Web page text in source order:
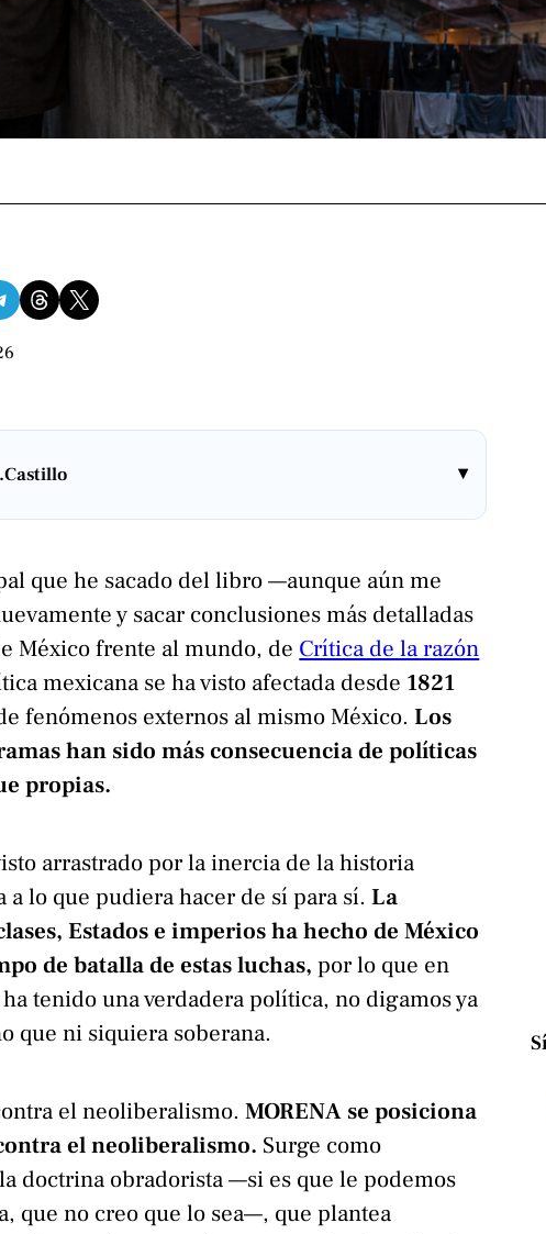
Share on Threads Compartir en X
▾
que he sacado del libro —aunque aún me
y sacar conclusiones más detalladas
México frente al mundo, de Crítica de la razón
mexicana se ha visto afectada desde 1821
fenómenos externos al mismo México.Los
han sido más consecuencia de políticas
propias.
arrastrado por la inercia de la historia
a lo que pudiera hacer de sí para sí.La
Estados e imperios ha hecho de México
de batalla de estas luchas,por lo que en
tenido una verdadera política, no digamos ya
que ni siquiera soberana.
el neoliberalismo.MORENA se posiciona
el neoliberalismo. Surge como
doctrina obradorista —si es que le podemos
que no creo que lo sea—, que plantea